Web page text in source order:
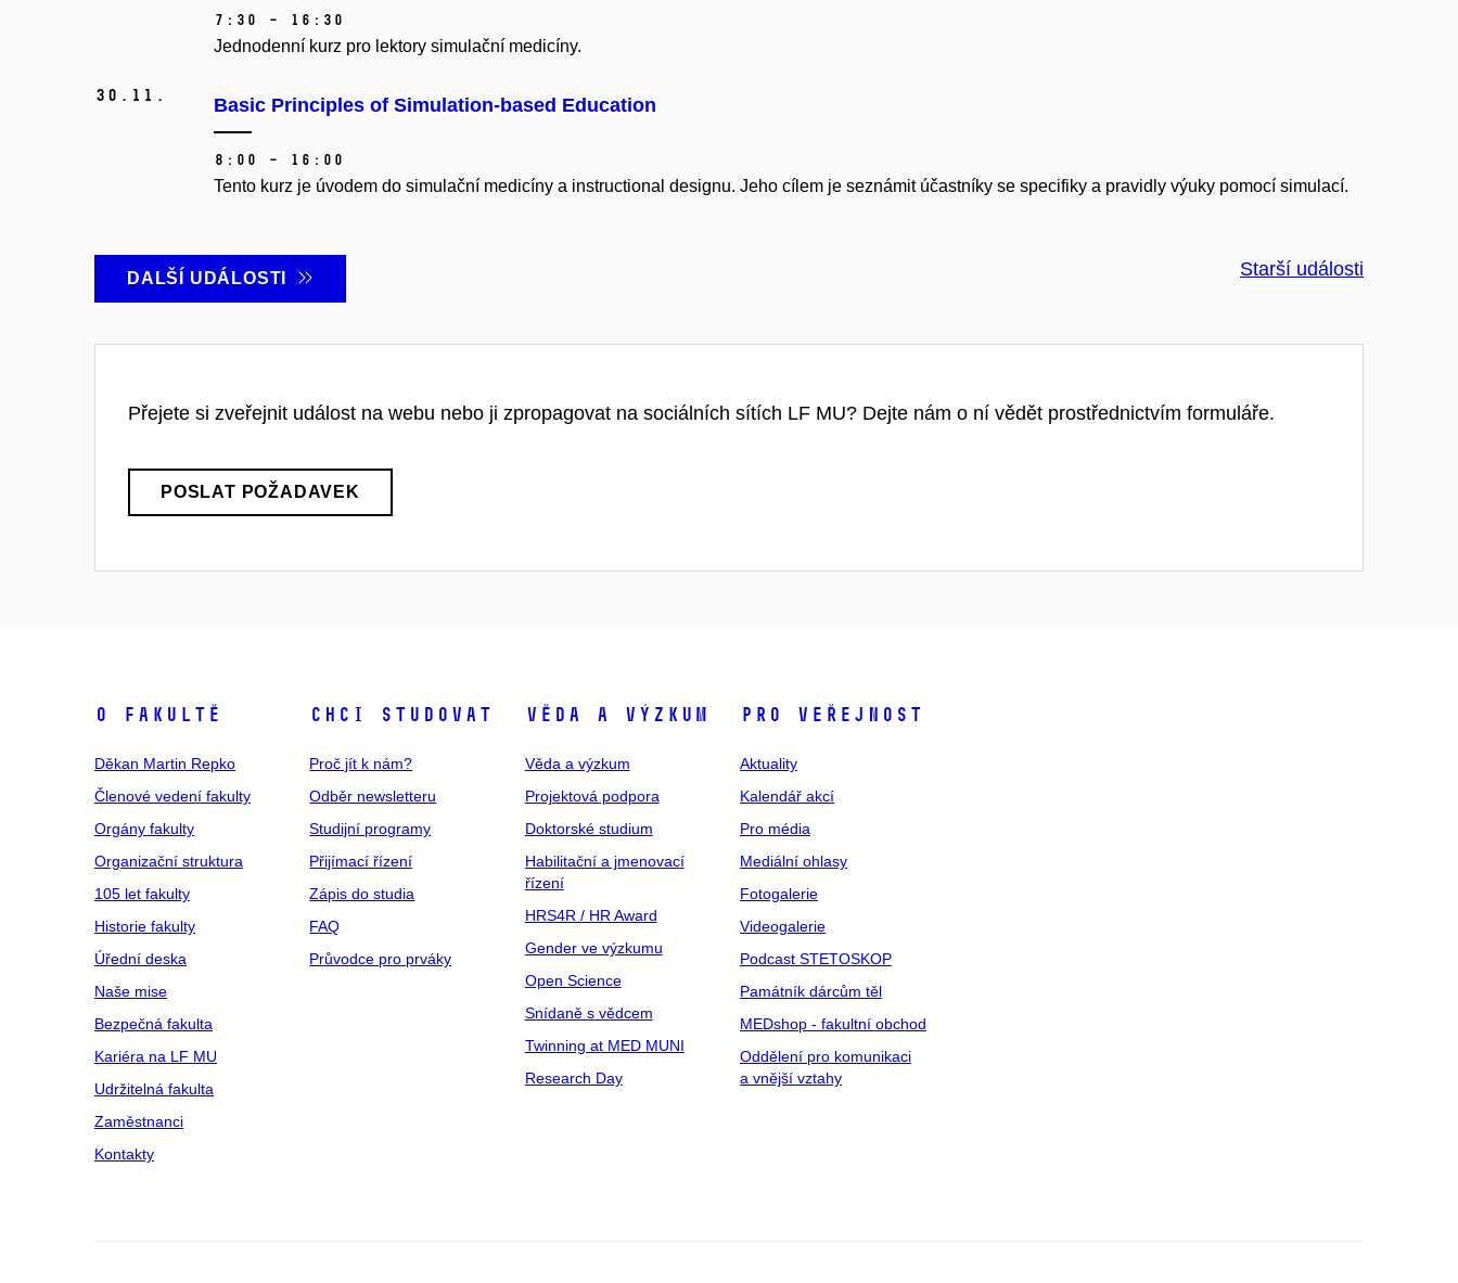
7:30 – 16:30
Jednodenní kurz pro lektory simulační medicíny.
30. 11. Basic Principles of Simulation-based Education
8:00 – 16:00
Tento kurz je úvodem do simulační medicíny a instructional designu. Jeho cílem je seznámit účastníky se specifiky a pravidly výuky pomocí simulací.
DALŠÍ UDÁLOSTI Starší události
Přejete si zveřejnit událost na webu nebo ji zpropagovat na sociálních sítích LF MU? Dejte nám o ní vědět prostřednictvím formuláře.
POSLAT POŽADAVEK
O fakultě
Děkan Martin Repko
Členové vedení fakulty
Orgány fakulty
Organizační struktura
105 let fakulty
Historie fakulty
Úřední deska
Naše mise
Bezpečná fakulta
Kariéra na LF MU
Udržitelná fakulta
Zaměstnanci
Kontakty
Chci studovat
Proč jít k nám?
Odběr newsletteru
Studijní programy
Přijímací řízení
Zápis do studia
FAQ
Průvodce pro prváky
Věda a výzkum
Věda a výzkum
Projektová podpora
Doktorské studium
Habilitační a jmenovací
řízení
HRS4R / HR Award
Gender ve výzkumu
Open Science
Snídaně s vědcem
Twinning at MED MUNI
Research Day
Pro veřejnost
Aktuality
Kalendář akcí
Pro média
Mediální ohlasy
Fotogalerie
Videogalerie
Podcast STETOSKOP
Památník dárcům těl
MEDshop - fakultní obchod
Oddělení pro komunikaci
a vnější vztahy